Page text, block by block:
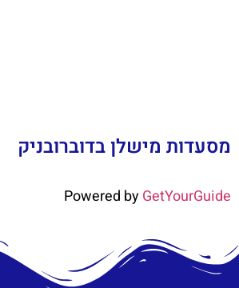
מסעדות מישלן בדוברובניק
Powered byGetYourGuide